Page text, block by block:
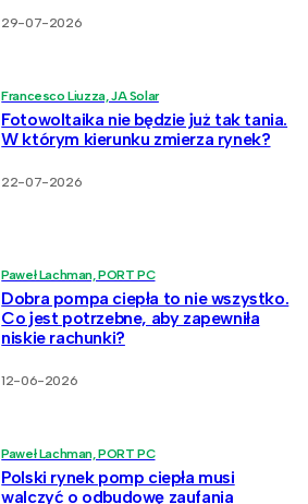
29-07-2026
Francesco Liuzza, JA Solar
Fotowoltaika nie będzie już tak tania.
W którym kierunku zmierza rynek?
22-07-2026
Paweł Lachman, PORT PC
Dobra pompa ciepła to nie wszystko.
Co jest potrzebne, aby zapewniła
niskie rachunki?
12-06-2026
Paweł Lachman, PORT PC
Polski rynek pomp ciepła musi
walczyć o odbudowę zaufania